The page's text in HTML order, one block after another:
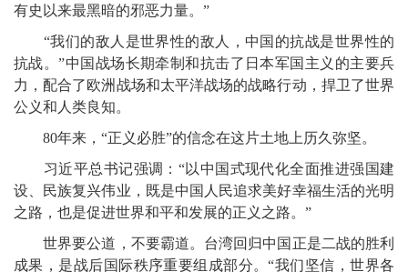
有史以来最黑暗的邪恶力量。”
“我们的敌人是世界性的敌人，中国的抗战是世界性的
抗战。”中国战场长期牵制和抗击了日本军国主义的主要兵
力，配合了欧洲战场和太平洋战场的战略行动，捍卫了世界
公义和人类良知。
80年来，“正义必胜”的信念在这片土地上历久弥坚。
习近平总书记强调：“以中国式现代化全面推进强国建
设、民族复兴伟业，既是中国人民追求美好幸福生活的光明
之路，也是促进世界和平和发展的正义之路。”
世界要公道，不要霸道。台湾回归中国正是二战的胜利
成果，是战后国际秩序重要组成部分。“我们坚信，世界各